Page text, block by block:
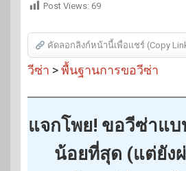
Post Views: 69
คัดลอกลิงก์หน้านี้เพื่อแชร์ (Copy
วีซ่า >พื้นฐานการขอวีซ่า
แจกโพย! ขอวีซ่าแบ
น้อยที่สุด (แต่ยัง